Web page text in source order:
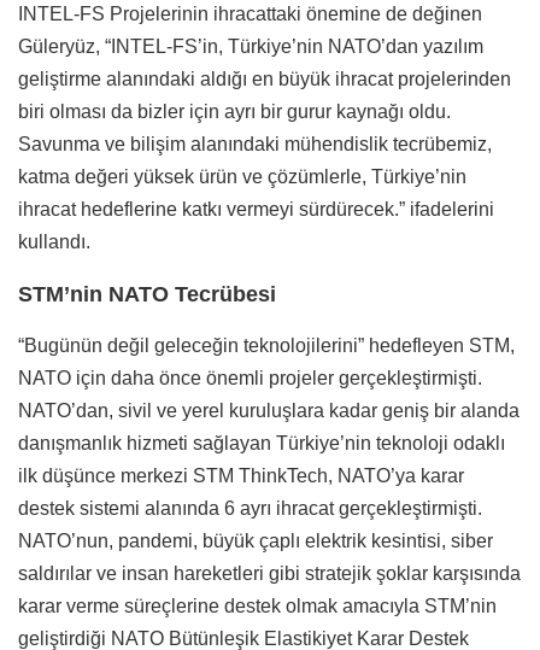
INTEL-FS Projelerinin ihracattaki önemine de değinen
Güleryüz, “INTEL-FS’in, Türkiye’nin NATO’dan yazılım
geliştirme alanındaki aldığı en büyük ihracat projelerinden
biri olması da bizler için ayrı bir gurur kaynağı oldu.
Savunma ve bilişim alanındaki mühendislik tecrübemiz,
katma değeri yüksek ürün ve çözümlerle, Türkiye’nin
ihracat hedeflerine katkı vermeyi sürdürecek.” ifadelerini
kullandı.
STM’nin NATO Tecrübesi
“Bugünün değil geleceğin teknolojilerini” hedefleyen STM,
NATO için daha önce önemli projeler gerçekleştirmişti.
NATO’dan, sivil ve yerel kuruluşlara kadar geniş bir alanda
danışmanlık hizmeti sağlayan Türkiye’nin teknoloji odaklı
ilk düşünce merkezi STM ThinkTech, NATO’ya karar
destek sistemi alanında 6 ayrı ihracat gerçekleştirmişti.
NATO’nun, pandemi, büyük çaplı elektrik kesintisi, siber
saldırılar ve insan hareketleri gibi stratejik şoklar karşısında
karar verme süreçlerine destek olmak amacıyla STM’nin
geliştirdiği NATO Bütünleşik Elastikiyet Karar Destek